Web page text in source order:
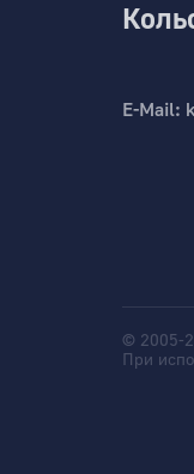
E-Mail:
© 2005-
При